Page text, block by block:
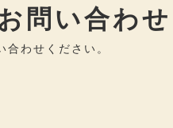
問い合わせ
合わせください。